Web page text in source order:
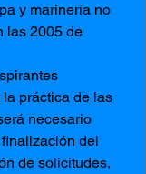
y marinería no
las 2005 de
necesario
del
de solicitudes,